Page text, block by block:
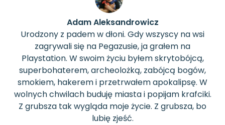
Adam Aleksandrowicz
Urodzony z padem w dłoni. Gdy wszyscy na wsi
zagrywali się na Pegazusie, ja grałem na
Playstation. W swoim życiu byłem skrytobójcą,
superbohaterem, archeolożką, zabójcą bogów,
smokiem, hakerem i przetrwałem apokalipsę. W
wolnych chwilach buduję miasta i popijam krafciki.
Z grubsza tak wygląda moje życie. Z grubsza, bo
lubię zjeść.